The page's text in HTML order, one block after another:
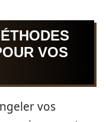
VOS
vos